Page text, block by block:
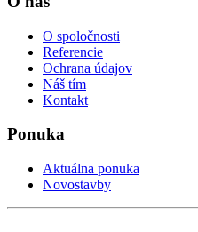
O spoločnosti
Referencie
Ochrana údajov
Náš tím
Kontakt
Ponuka
Aktuálna ponuka
Novostavby